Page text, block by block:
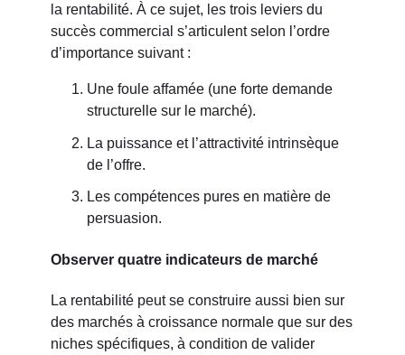
la rentabilité. À ce sujet, les trois leviers du
succès commercial s’articulent selon l’ordre
d’importance suivant :
Une foule affamée (une forte demande
structurelle sur le marché).
La puissance et l’attractivité intrinsèque
de l’offre.
Les compétences pures en matière de
persuasion.
Observer quatre indicateurs de marché
La rentabilité peut se construire aussi bien sur
des marchés à croissance normale que sur des
niches spécifiques, à condition de valider